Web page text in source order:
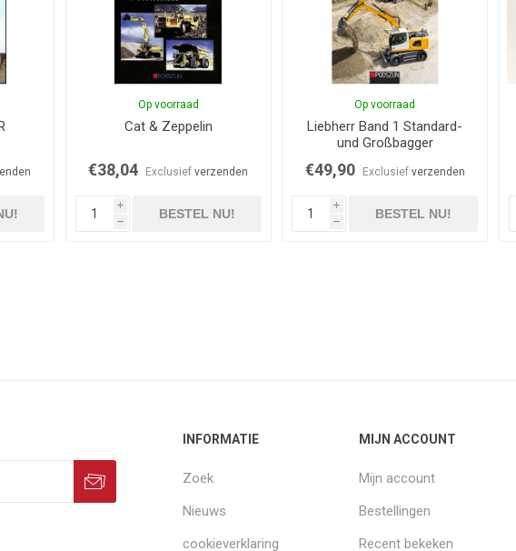
Op voorraad
Cat & Zeppelin
€38,04 Exclusiefverzenden
i
h
BESTEL NU!
Op voorraad
Liebherr Band 1 Standard-
und Großbagger
€49,90 Exclusief verzenden
i
h
BESTEL NU!
INFORMATIE
Zoek
Nieuws
cookieverklaring
MIJN ACCOUNT
Mijn account
Bestellingen
Recent bekeken